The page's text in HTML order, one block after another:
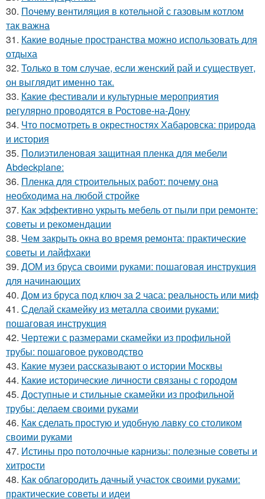
30. Почему вентиляция в котельной с газовым котлом
так важна
31. Какие водные пространства можно использовать для
отдыха
32. Только в том случае, если женский рай и существует,
он выглядит именно так.
33. Какие фестивали и культурные мероприятия
регулярно проводятся в Ростове-на-Дону
34. Что посмотреть в окрестностях Хабаровска: природа
и история
35. Полиэтиленовая защитная пленка для мебели
Abdeckplane:
36. Пленка для строительных работ: почему она
необходима на любой стройке
37. Как эффективно укрыть мебель от пыли при ремонте:
советы и рекомендации
38. Чем закрыть окна во время ремонта: практические
советы и лайфхаки
39. ДОМ из бруса своими руками: пошаговая инструкция
для начинающих
40. Дом из бруса под ключ за 2 часа: реальность или миф
41. Сделай скамейку из металла своими руками:
пошаговая инструкция
42. Чертежи с размерами скамейки из профильной
трубы: пошаговое руководство
43. Какие музеи рассказывают о истории Москвы
44. Какие исторические личности связаны с городом
45. Доступные и стильные скамейки из профильной
трубы: делаем своими руками
46. Как сделать простую и удобную лавку со столиком
своими руками
47. Истины про потолочные карнизы: полезные советы и
хитрости
48. Как облагородить дачный участок своими руками:
практические советы и идеи